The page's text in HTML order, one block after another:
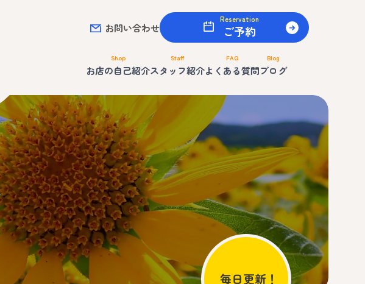
お問い合わせ
Reservation
ご予約
Shop
お店の自己紹介
Staff
スタッフ紹介
FAQ
よくある質問
Blog
ブログ